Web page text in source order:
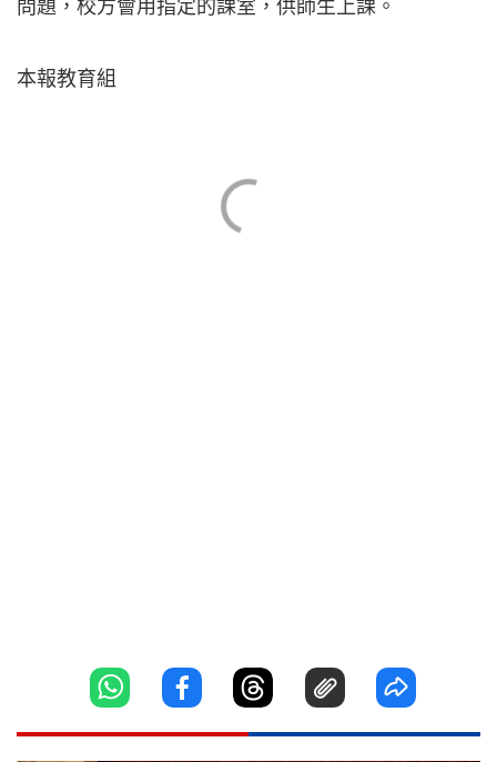
問題，校方會用指定的課室，供師生上課。
本報教育組